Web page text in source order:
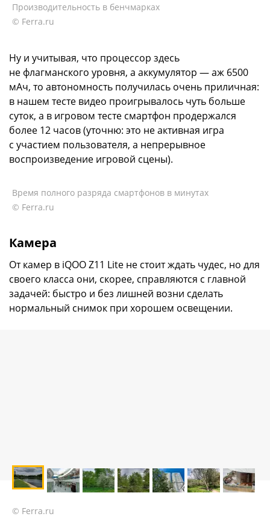
Производительность в бенчмарках
© Ferra.ru
Ну и учитывая, что процессор здесь
не флагманского уровня, а аккумулятор — аж 6500
мАч, то автономность получилась очень приличная:
в нашем тесте видео проигрывалось чуть больше
суток, а в игровом тесте смартфон продержался
более 12 часов (уточню: это не активная игра
с участием пользователя, а непрерывное
воспроизведение игровой сцены).
Время полного разряда смартфонов в минутах
© Ferra.ru
Камера
От камер в iQOO Z11 Lite не стоит ждать чудес, но для
своего класса они, скорее, справляются с главной
задачей: быстро и без лишней возни сделать
нормальный снимок при хорошем освещении.
© Ferra.ru